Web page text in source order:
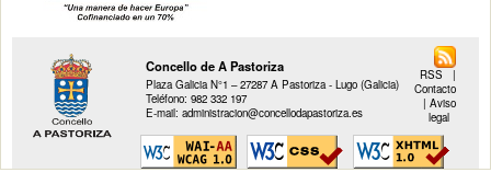
Concello de A Pastoriza
Plaza Galicia N°1 – 27287 A Pastoriza - Lugo (Galicia)
Teléfono: 982 332 197
E-mail: administracion@concellodapastoriza.es
RSS
|
Contacto
| Aviso
legal